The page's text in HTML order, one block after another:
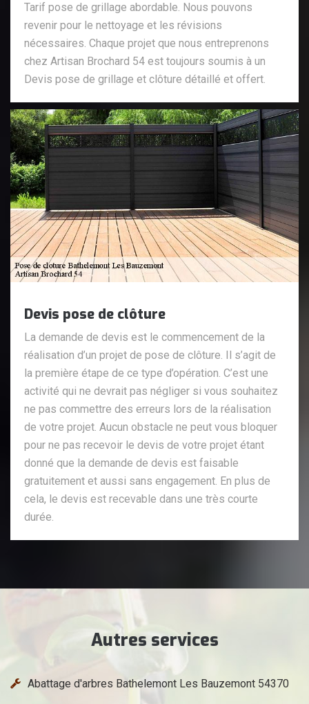
Tarif pose de grillage abordable. Nous pouvons
revenir pour le nettoyage et les révisions
nécessaires. Chaque projet que nous entreprenons
chez Artisan Brochard 54 est toujours soumis à un
Devis pose de grillage et clôture détaillé et offert.
Devis pose de clôture
La demande de devis est le commencement de la
réalisation d’un projet de pose de clôture. Il s’agit de
la première étape de ce type d’opération. C’est une
activité qui ne devrait pas négliger si vous souhaitez
ne pas commettre des erreurs lors de la réalisation
de votre projet. Aucun obstacle ne peut vous bloquer
pour ne pas recevoir le devis de votre projet étant
donné que la demande de devis est faisable
gratuitement et aussi sans engagement. En plus de
cela, le devis est recevable dans une très courte
durée.
Autres services
Abattage d'arbres Bathelemont Les Bauzemont 54370